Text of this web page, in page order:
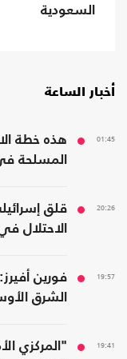
السعودية
أخبار الساعة
01:45
هذه خطة
المسلحة
20:26
قلق
الاحتلال
19:57
فورين
الشرق
19:41
"المركزي